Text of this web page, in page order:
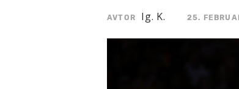
AVTOR Ig. K. 25.